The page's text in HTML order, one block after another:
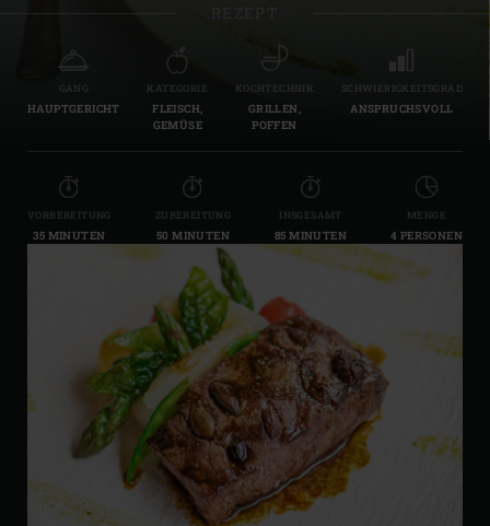
GANG
HAUPTGERICHT
KATEGORIE
FLEISCH,
GEMÜSE
KOCHTECHNIK
GRILLEN,
POFFEN
SCHWIERIGKEITSGRAD
ANSPRUCHSVOLL
VORBEREITUNG
35 MINUTEN
ZUBEREITUNG
50 MINUTEN
INSGESAMT
85 MINUTEN
MENGE
4 PERSONEN